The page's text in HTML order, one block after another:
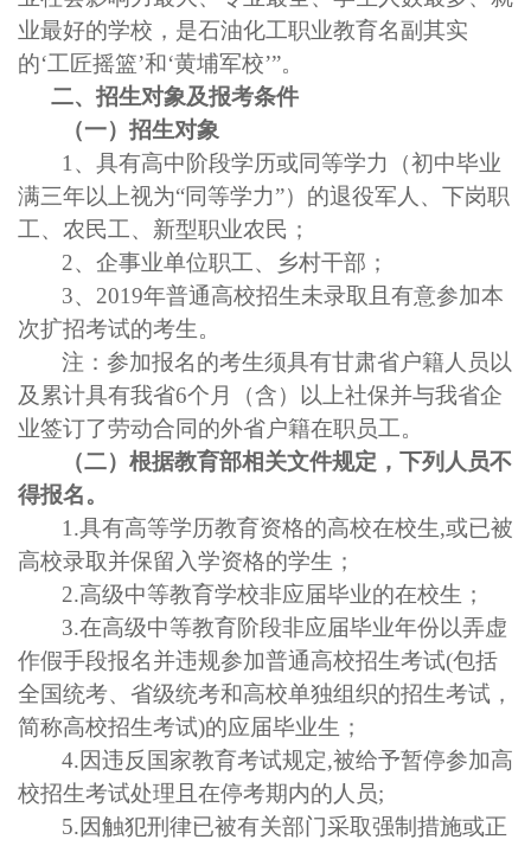
业最好的学校，是石油化工职业教育名副其实
的‘工匠摇篮’和‘黄埔军校’”。
二、 招生对象及报考条件
（一）招生对象
1、具有高中阶段学历或同等学力（初中毕业
满三年以上视为“同等学力”）的退役军人、下岗职
工、农民工、新型职业农民；
2、企事业单位职工、乡村干部；
3、2019年普通高校招生未录取且有意参加本
次扩招考试的考生。
注：参加报名的考生须具有甘肃省户籍人员以
及累计具有我省6个月（含）以上社保并与我省企
业签订了劳动合同的外省户籍在职员工。
（二）根据教育部相关文件规定，下列人员不
得报名。
1.具有高等学历教育资格的高校在校生,或已被
高校录取并保留入学资格的学生；
2.高级中等教育学校非应届毕业的在校生；
3.在高级中等教育阶段非应届毕业年份以弄虚
作假手段报名并违规参加普通高校招生考试(包括
全国统考、省级统考和高校单独组织的招生考试，
简称高校招生考试)的应届毕业生；
4.因违反国家教育考试规定,被给予暂停参加高
校招生考试处理且在停考期内的人员;
5.因触犯刑律已被有关部门采取强制措施或正